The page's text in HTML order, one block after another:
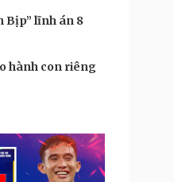
Bịp” lĩnh án 8
hành con riêng